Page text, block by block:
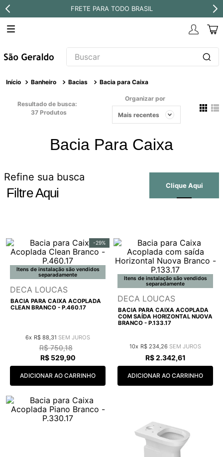
FRETE PARA TODO BRASIL
Buscar
Banheiro Bacias Bacia para Caixa
Resultado de busca:
37 Produtos
Organizar por
Mais recentes
Bacia Para Caixa
Refine sua busca
Filtre Aqui
-29%
Itens de instalação são vendidos
separadamente
DECA LOUCAS
BACIA PARA CAIXA ACOPLADA
CLEAN BRANCO - P.460.17
6 R$ 88 31
R$ 750,18
R$ 529,90
ADICIONAR AO CARRINHO
Itens de instalação são vendidos
separadamente
DECA LOUCAS
BACIA PARA CAIXA ACOPLADA
COM SAÍDA HORIZONTAL NUOVA
BRANCO - P.133.17
10 R$ 234, 26
R$ 2.342,61
ADICIONAR AO CARRINHO
TERMOS MAIS BUSCADOS
2º
níquel escovado
deca acabamento registro
torneira
6º
perola
7º
deca you
10º cobre escovado